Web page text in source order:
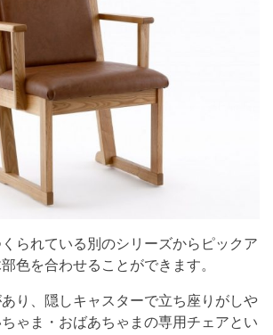
られている別のシリーズからピックア
色を合わせることができます。
り、隠しキャスターで立ち座りがしや
ゃま・おばあちゃまの専用チェアとい